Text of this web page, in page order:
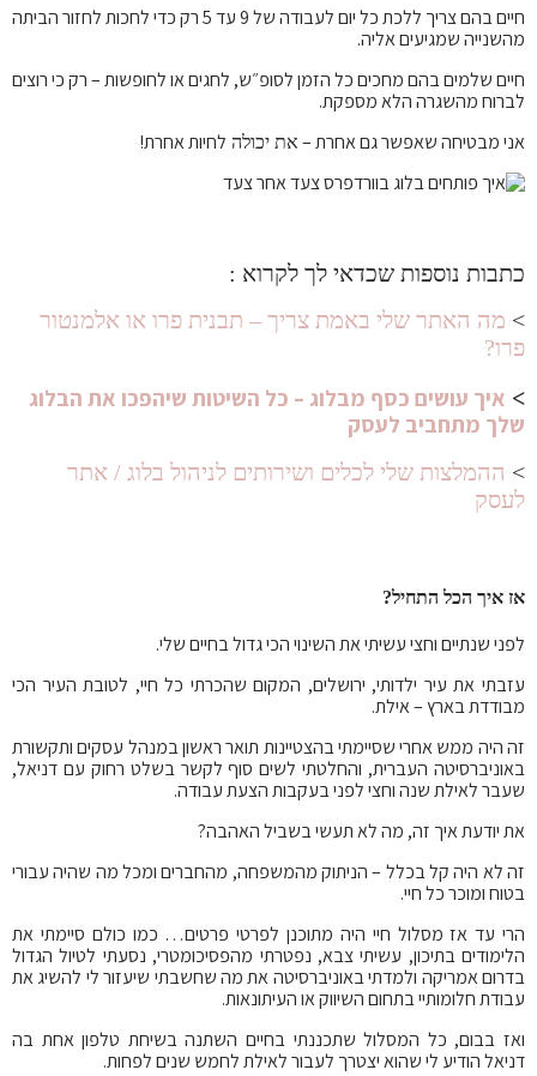
חיים בהם צריך ללכת כל יום לעבודה של 9 עד 5 רק כדי לחכות לחזור הביתה
מהשנייה שמגיעים אליה.
חיים שלמים בהם מחכים כל הזמן לסופ״ש, לחגים או לחופשות – רק כי רוצים
לברוח מהשגרה הלא מספקת.
אני מבטיחה שאפשר גם אחרת – את יכולה לחיות אחרת!
כתבות נוספות שכדאי לך לקרוא :
> מה האתר שלי באמת צריך – תבנית פרו או אלמנטור
פרו?
> איך עושים כסף מבלוג – כל השיטות שיהפכו את הבלוג
שלך מתחביב לעסק
> ההמלצות שלי לכלים ושירותים לניהול בלוג / אתר
לעסק
אז איך הכל התחיל?
לפני שנתיים וחצי עשיתי את השינוי הכי גדול בחיים שלי.
עזבתי את עיר ילדותי, ירושלים, המקום שהכרתי כל חיי, לטובת העיר הכי
מבודדת בארץ – אילת.
זה היה ממש אחרי שסיימתי בהצטיינות תואר ראשון במנהל עסקים ותקשורת
באוניברסיטה העברית, והחלטתי לשים סוף לקשר בשלט רחוק עם דניאל,
שעבר לאילת שנה וחצי לפני בעקבות הצעת עבודה.
את יודעת איך זה, מה לא תעשי בשביל האהבה?
זה לא היה קל בכלל – הניתוק מהמשפחה, מהחברים ומכל מה שהיה עבורי
בטוח ומוכר כל חיי.
הרי עד אז מסלול חיי היה מתוכנן לפרטי פרטים… כמו כולם סיימתי את
הלימודים בתיכון, עשיתי צבא, נפטרתי מהפסיכומטרי, נסעתי לטיול הגדול
בדרום אמריקה ולמדתי באוניברסיטה את מה שחשבתי שיעזור לי להשיג את
עבודת חלומותיי בתחום השיווק או העיתונאות.
ואז בבום, כל המסלול שתכננתי בחיים השתנה בשיחת טלפון אחת בה
דניאל הודיע לי שהוא יצטרך לעבור לאילת לחמש שנים לפחות.